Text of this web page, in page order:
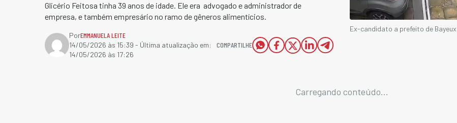
Glicério Feitosa tinha 39 anos de idade. Ele era advogado e administrador de
empresa, e também empresário no ramo de gêneros alimentícios.
PorEMMANUELA LEITE
14/05/2026 às 15:39 - Última atualização em:
14/05/2026 às 17:26
COMPARTILHE
Ex-candidato a prefeito de
Carregando conteúdo...